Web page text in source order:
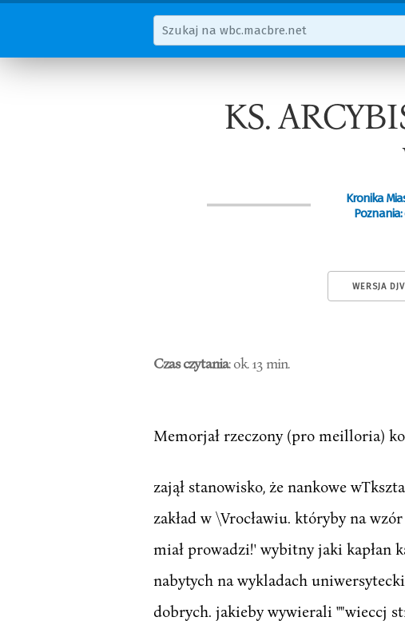
KS.
Kronika
Poznania:
WERSJA
Czas czytania: ok. 13 min.
Memorjał rzeczony (pro meilloria)
zajął stanowisko, że nankowe
zakład w \Vrocławiu. któryby na
miał prowadzi!' wybitny jaki kapłan
nabytych na wykladach
dobrych. jakieby wywierali ""wieccj